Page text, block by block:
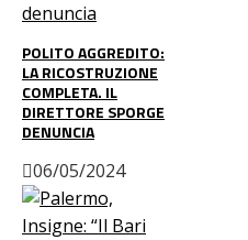
POLITO AGGREDITO:
LA RICOSTRUZIONE
COMPLETA. IL
DIRETTORE SPORGE
DENUNCIA
06/05/2024